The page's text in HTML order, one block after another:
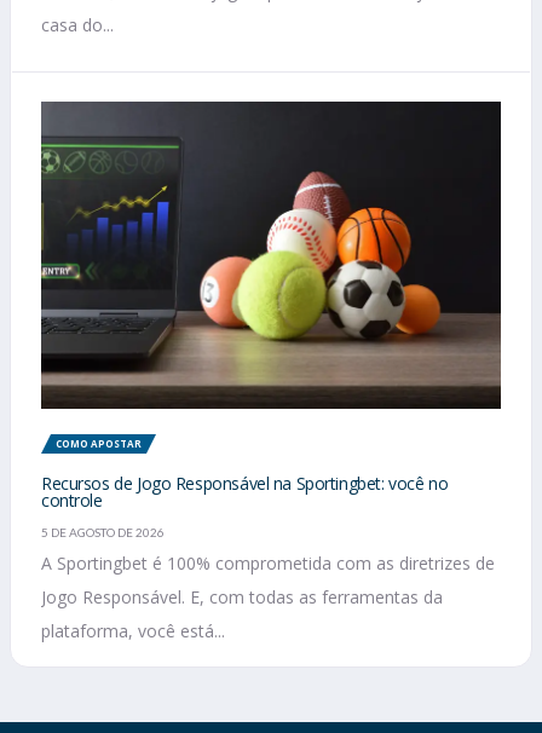
casa do...
COMO APOSTAR
Recursos de Jogo Responsável na Sportingbet: você no
controle
5 DE AGOSTO DE 2026
A Sportingbet é 100% comprometida com as diretrizes de
Jogo Responsável. E, com todas as ferramentas da
plataforma, você está...